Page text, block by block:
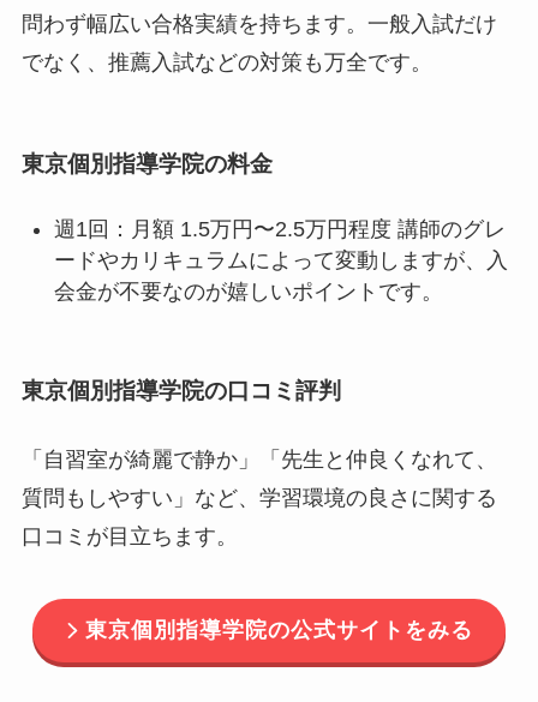
問わず幅広い合格実績を持ちます。一般入試だけ
でなく、推薦入試などの対策も万全です。
東京個別指導学院の料金
週1回：月額 1.5万円〜2.5万円程度 講師のグレ
ードやカリキュラムによって変動しますが、入
会金が不要なのが嬉しいポイントです。
東京個別指導学院の口コミ評判
「自習室が綺麗で静か」「先生と仲良くなれて、
質問もしやすい」など、学習環境の良さに関する
口コミが目立ちます。
東京個別指導学院の公式サイトをみる